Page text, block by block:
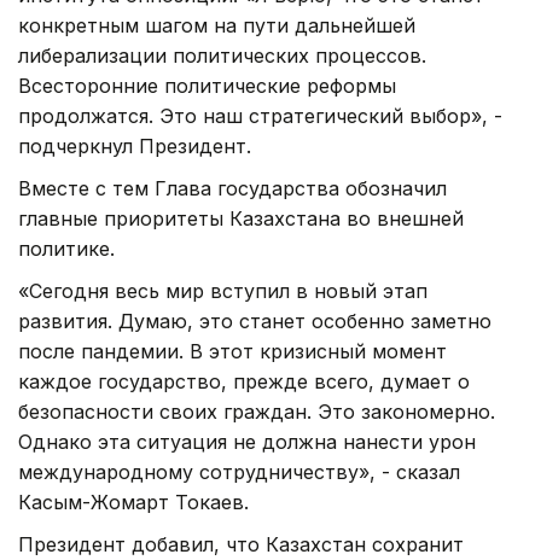
конкретным шагом на пути дальнейшей
либерализации политических процессов.
Всесторонние политические реформы
продолжатся. Это наш стратегический выбор», -
подчеркнул Президент.
Вместе с тем Глава государства обозначил
главные приоритеты Казахстана во внешней
политике.
«Сегодня весь мир вступил в новый этап
развития. Думаю, это станет особенно заметно
после пандемии. В этот кризисный момент
каждое государство, прежде всего, думает о
безопасности своих граждан. Это закономерно.
Однако эта ситуация не должна нанести урон
международному сотрудничеству», - сказал
Касым-Жомарт Токаев.
Президент добавил, что Казахстан сохранит